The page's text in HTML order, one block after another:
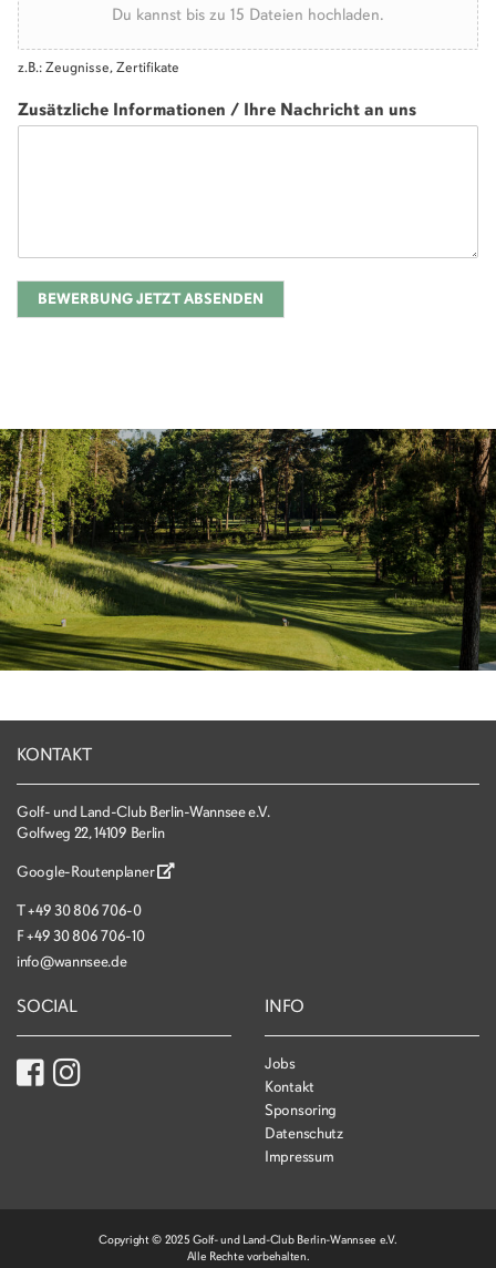
Du kannst bis zu 15 Dateien hochladen.
z.B.: Zeugnisse, Zertifikate
Zusätzliche Informationen / Ihre Nachricht an uns
BEWERBUNG JETZT ABSENDEN
KONTAKT
Golf- und Land-Club Berlin-Wannsee e.V.
Golfweg 22, 14109 Berlin
Google-Routenplaner
T+49 30 806 706-0
F+49 30 806 706-10
info@wannsee.de
SOCIAL INFO
Jobs
Kontakt
Sponsoring
Datenschutz
Impressum
Copyright © 2025 Golf- und Land-Club Berlin-Wannsee e.V.
Alle Rechte vorbehalten.